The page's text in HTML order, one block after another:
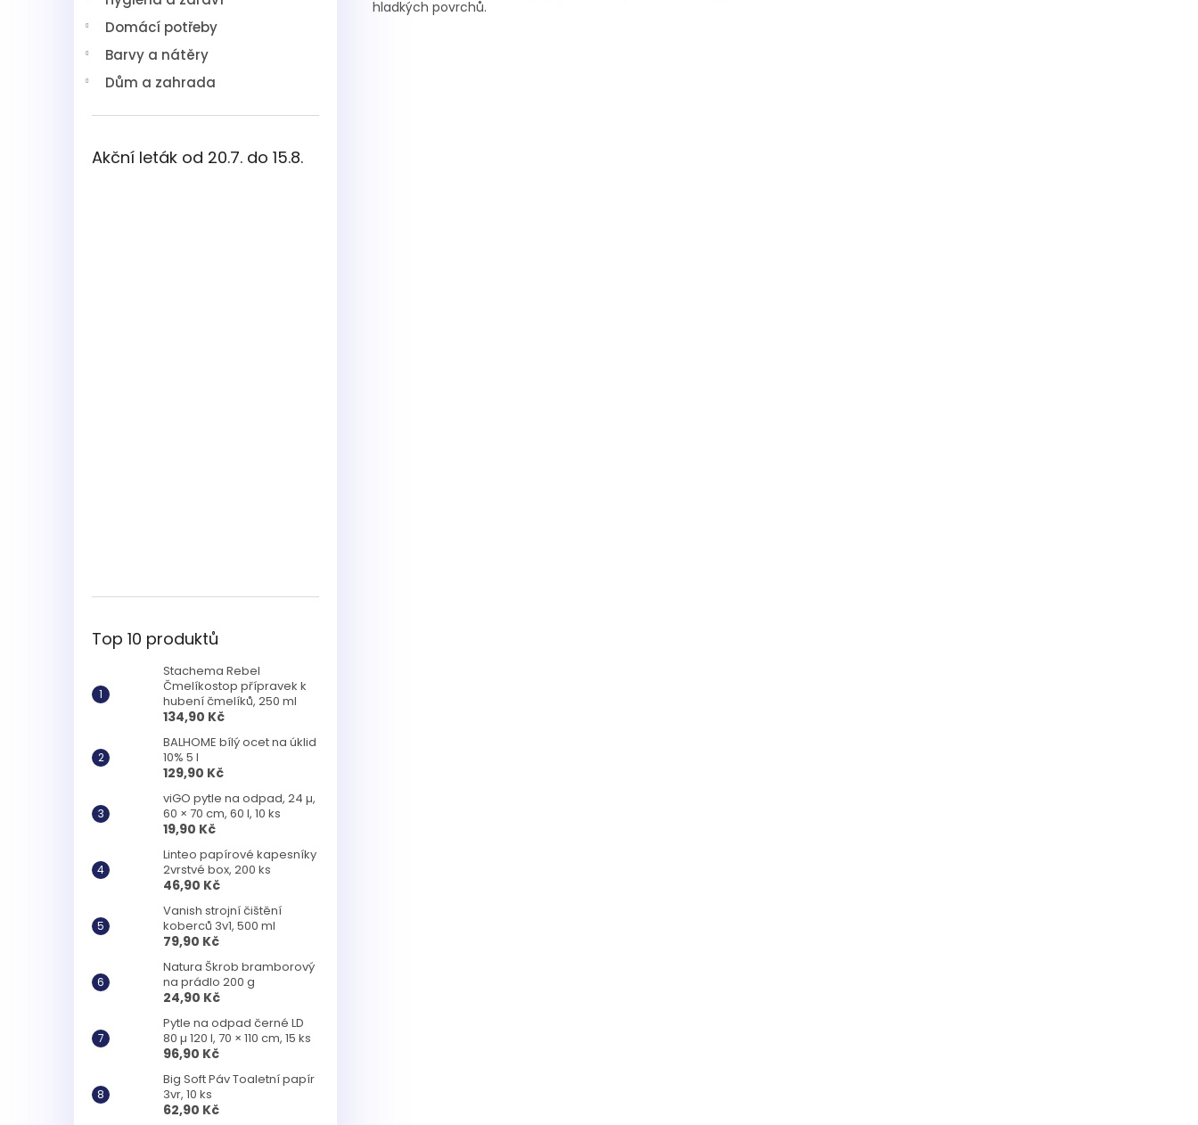
Domácí potřeby
Barvy a nátěry
Dům a zahrada
Akční leták od 20.7. do 15.8.
Top 10 produktů
Stachema Rebel
Čmelíkostop přípravek k
hubení čmelíků, 250 ml
134,90 Kč
BALHOME bílý ocet na úklid
10% 5 l
129,90 Kč
viGO pytle na odpad, 24 µ,
60 × 70 cm, 60 l, 10 ks
19,90 Kč
Linteo papírové kapesníky
2vrstvé box, 200 ks
46,90 Kč
Vanish strojní čištění
koberců 3v1, 500 ml
79,90 Kč
Natura Škrob bramborový
na prádlo 200 g
24,90 Kč
Pytle na odpad černé LD
80 µ 120 l, 70 × 110 cm, 15 ks
96,90 Kč
Big Soft Páv Toaletní papír
3vr, 10 ks
62,90 Kč
hladkých povrchů.